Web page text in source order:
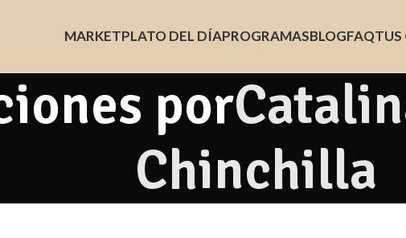
MARKETPLATO DEL DÍAPROGRAMASBLOGFAQTUS
por
Chinchilla